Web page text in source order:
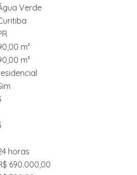
Verde
m²
m²
horas
690.000,00